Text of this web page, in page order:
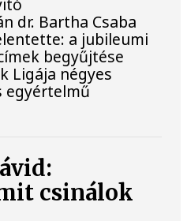
dr. Bartha Csaba
a jubileumi
begyűjtése
Ligája négyes
egyértelmű
csinálok